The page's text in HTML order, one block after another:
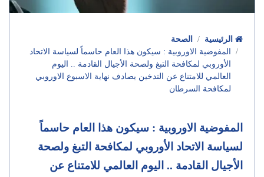
الصحة
المفوضية الاوروبية : سيكون هذا العام حاسماً لسياسة الاتحاد
الأوروبي لمكافحة التبغ ولصحة الأجيال القادمة .. اليوم
العالمي للامتناع عن التدخين يصادف نهاية الاسبوع الاوروبي
لمكافحة السرطان
المفوضية الاوروبية : سيكون هذا العام حاسماً
لسياسة الاتحاد الأوروبي لمكافحة التبغ ولصحة
الأجيال القادمة .. اليوم العالمي للامتناع عن